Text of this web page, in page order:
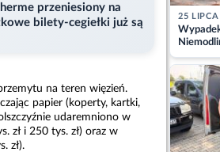
przeniesiony na
bilety-cegiełki już są
na teren więzień.
papier (koperty, kartki,
udaremniono w
zł i 250 tys. zł) oraz w
zł).
25 LIPCA
osoby w